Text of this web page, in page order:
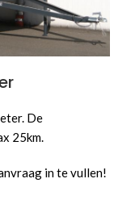
De
25km.
in te vullen!